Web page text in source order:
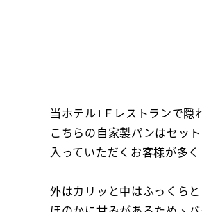
当ホテル1Ｆレストランで隠
こちらの自家製パンはセッ
入っていただくお客様が多
外はカリッと中はふっくら